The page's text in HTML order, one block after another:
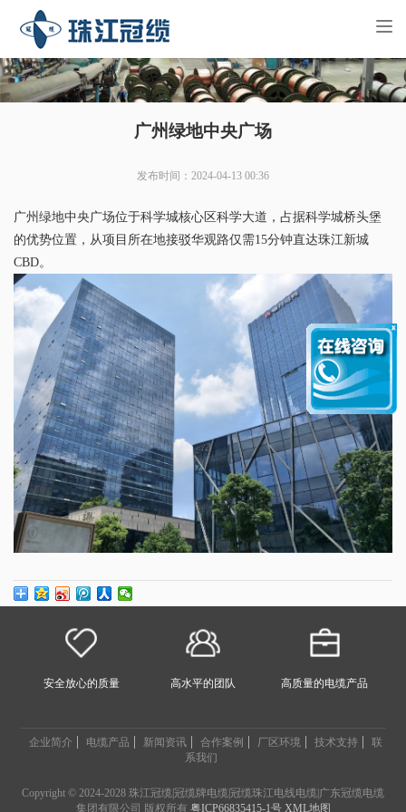
广州绿地中央广场
发布时间：2024-04-13 00:36
广州绿地中央广场位于科学城核心区科学大道，占据科学城桥头堡
的优势位置，从项目所在地接驳华观路仅需15分钟直达珠江新城
CBD。
安全放心的质量 高水平的团队 高质量的电缆产品
企业简介 电缆产品 新闻资讯 合作案例 厂区环境 技术支持
联
系我们
Copyright © 2024-2028 珠江冠缆|冠缆牌电缆|冠缆珠江电线电缆|广东冠缆电缆
集团有限公司 版权所有 粤ICP66835415-1号 XML地图